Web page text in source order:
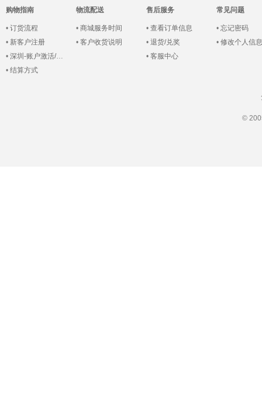
购物指南
• 订货流程
• 新客户注册
• 深圳-账户激活/登录
• 结算方式
物流配送
• 商城服务时间
• 客户收货说明
售后服务
• 查看订单信息
• 退货/兑奖
• 客服中心
常见问题
• 忘记密码
• 修改个人信息
©